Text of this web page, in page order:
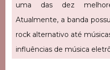
uma das dez
Atualmente, a banda
rock alternativo até
influências de música